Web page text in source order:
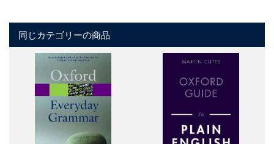
同じカテゴリーの商品